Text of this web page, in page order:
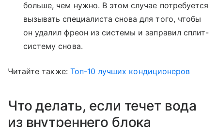
больше, чем нужно. В этом случае потребуется
вызывать специалиста снова для того, чтобы
он удалил фреон из системы и заправил сплит-
систему снова.
Читайте также: Топ-10 лучших кондиционеров
Что делать, если течет вода
из внутреннего блока